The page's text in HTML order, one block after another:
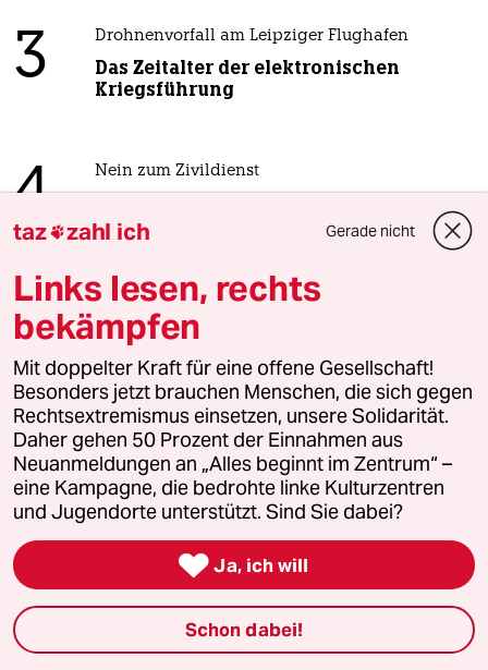
3 Drohnenvorfall am Leipziger Flughafen
Das Zeitalter der elektronischen
Kriegsführung
4 Nein zum Zivildienst
Bundesregierung
5 Über die geschlechtergerechte Stadt
„Die Stadt ist gemacht für den weißen
Mann in einem Auto“
6 Was tun gegen den Energiewende-Rollback?
Der Urknall
taz
Folgen Sie uns
taz zahl ich Gerade nicht
Links lesen, rechts
bekämpfen
Mit doppelter Kraft für eine offene Gesellschaft!
Besonders jetzt brauchen Menschen, die sich gegen
Rechtsextremismus einsetzen, unsere Solidarität.
Daher gehen 50 Prozent der Einnahmen aus
Neuanmeldungen an „Alles beginnt im Zentrum“ –
eine Kampagne, die bedrohte linke Kulturzentren
und Jugendorte unterstützt. Sind Sie dabei?
 Ja, ich will
Schon dabei!